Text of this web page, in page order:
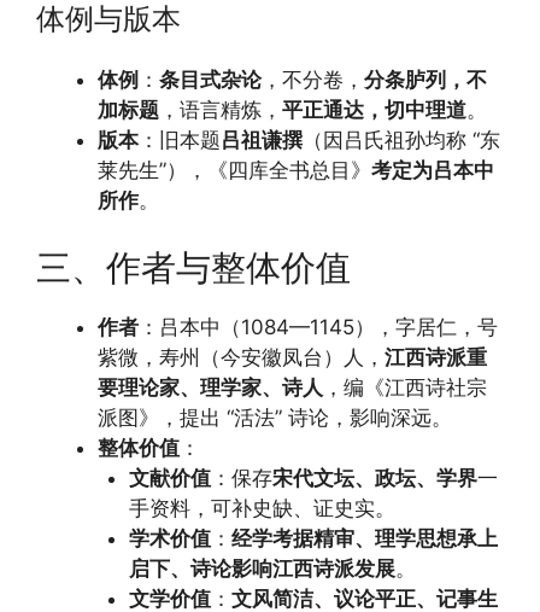
体例与版本
体例 ： 条目式杂论，不分卷， 分条胪列，不
加标题 ，语言精炼， 平正通达，切中理道。
版本：旧本题吕祖谦撰 （因吕氏祖孙均称 “东
莱先生”），《四库全书总目》 考定为吕本中
所作。
三、作者与整体价值
作者 ：吕本中（1084—1145），字居仁，号
紫微，寿州（今安徽凤台）人， 江西诗派重
要理论家、理学家、诗人 ，编《江西诗社宗
派图》，提出 “活法” 诗论，影响深远。
整体价值 ：
文献价值：保存宋代文坛、政坛、学界一
手资料，可补史缺、证史实。
学术价值： 经学考据精审、理学思想承上
启下、诗论影响江西诗派发展。
文学价值： 文风简洁、议论平正、记事生